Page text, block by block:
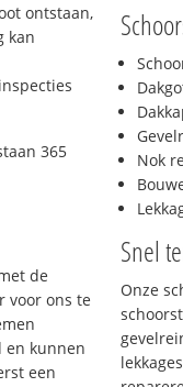
ontstaan,
kan
365
de
voor ons te
en kunnen
een
Nok
Snel
Onze